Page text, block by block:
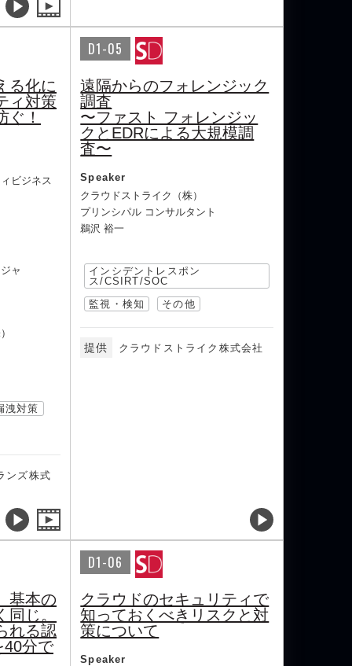
る化に
ィ対策
ぐ！
ビジネス
ャ
洩対策
ンズ株式
D1-05
遠隔からのフォレンジック
調査
〜ファスト フォレンジッ
クとEDRによる大規模調
査〜
Speaker
クラウドストライク（株）
プリンシパル コンサルタント
鵜沢 裕一
インシデントレスポン
ス/CSIRT/SOC
監視・検知
その他
提供 クラウドストライク株式会社
基本の
じ。
れる認
40分で
D1-06
クラウドのセキュリティで
知っておくべきリスクと対
策について
Speaker